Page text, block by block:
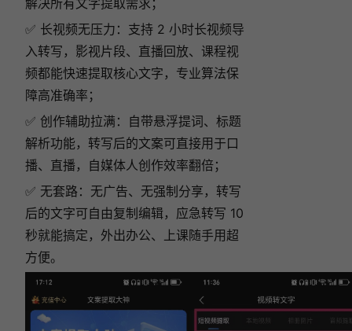
✅ 长视频无压力：支持 2 小时长视频导
入转写，影视片段、直播回放、课程视
频都能快速提取核心文字，专业算法保
障高准确率；
✅ 创作辅助拉满：自带悬浮提词、标题
解析功能，转写后的文案可直接用于口
播、直播，自媒体人创作效率翻倍；
✅ 无套路：无广告、无强制分享，转写
后的文字可自由复制编辑，应急转写 10
秒就能搞定，外出办公、上课随手用超
方便。